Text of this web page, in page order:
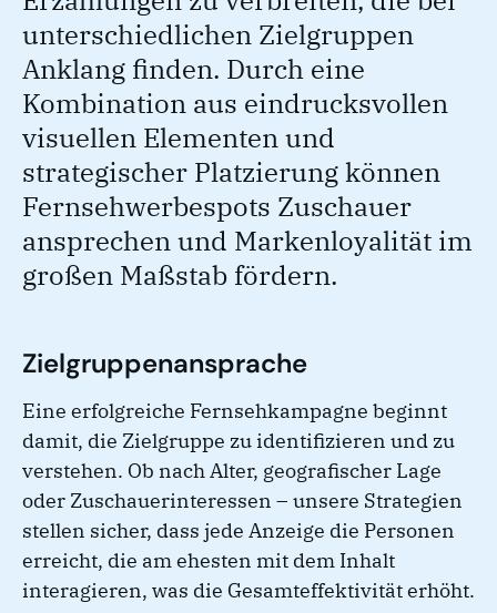
unterschiedlichen Zielgruppen
Anklang finden. Durch eine
Kombination aus eindrucksvollen
visuellen Elementen und
strategischer Platzierung können
Fernsehwerbespots Zuschauer
ansprechen und Markenloyalität im
großen Maßstab fördern.
Zielgruppenansprache
Eine erfolgreiche Fernsehkampagne beginnt
damit, die Zielgruppe zu identifizieren und zu
verstehen. Ob nach Alter, geografischer Lage
oder Zuschauerinteressen – unsere Strategien
stellen sicher, dass jede Anzeige die Personen
erreicht, die am ehesten mit dem Inhalt
interagieren, was die Gesamteffektivität erhöht.